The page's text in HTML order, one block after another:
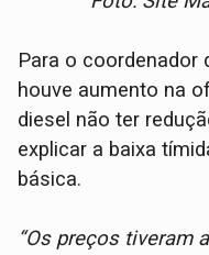
Para o coordenador
houve aumento na
diesel não ter
explicar a baixa
básica.
“Os preços tiveram